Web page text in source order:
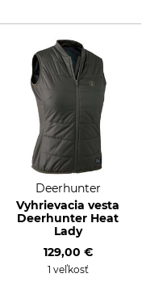
Deerhunter
Vyhrievacia vesta
Deerhunter Heat
Lady
129,00 €
1 veľkosť